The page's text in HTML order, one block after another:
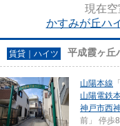
現在空
かすみが丘ハ
賃貸｜ハイツ 平成霞ヶ丘
山陽本線 「
山陽電鉄
神戸市西
前」 停歩